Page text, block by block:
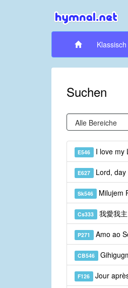
Klassisch
Suchen
E546 I love my
E627 Lord, day
Sk546 Milujem
Cs333 我愛我
P271 Amo ao
CB546
F126 Jour